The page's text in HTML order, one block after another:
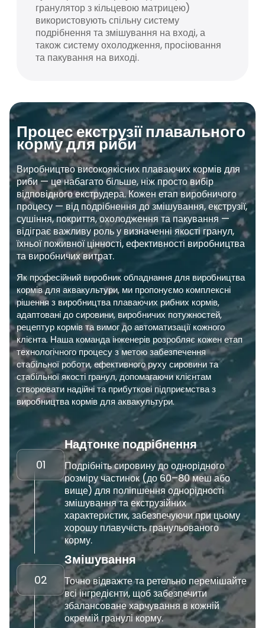
гранулятор з кільцевою матрицею)
використовують спільну систему
подрібнення та змішування на вході, а
також систему охолодження, просіювання
та пакування на виході.
Процес екструзії плавального
корму для риби
Виробництво високоякісних плаваючих кормів для
риби — це набагато більше, ніж просто вибір
відповідного екструдера. Кожен етап виробничого
процесу — від подрібнення до змішування, екструзії,
сушіння, покриття, охолодження та пакування —
відіграє важливу роль у визначенні якості гранул,
їхньої поживної цінності, ефективності виробництва
та виробничих витрат.
Як професійний виробник обладнання для виробництва
кормів для аквакультури, ми пропонуємо комплексні
рішення з виробництва плаваючих рибних кормів,
адаптовані до сировини, виробничих потужностей,
рецептур кормів та вимог до автоматизації кожного
клієнта. Наша команда інженерів розробляє кожен етап
технологічного процесу з метою забезпечення
стабільної роботи, ефективного руху сировини та
стабільної якості гранул, допомагаючи клієнтам
створювати надійні та прибуткові підприємства з
виробництва кормів для аквакультури.
01
Надтонке подрібнення
Подрібніть сировину до однорідного
розміру частинок (до 60–80 меш або
вище) для поліпшення однорідності
змішування та екструзійних
характеристик, забезпечуючи при цьому
хорошу плавучість гранульованого
корму.
02
Змішування
Точно відважте та ретельно перемішайте
всі інгредієнти, щоб забезпечити
збалансоване харчування в кожній
окремій гранулі корму.